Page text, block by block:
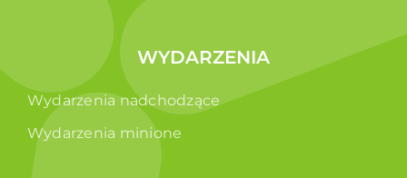
WYDARZENIA
Wydarzenia nadchodzące
Wydarzenia minione